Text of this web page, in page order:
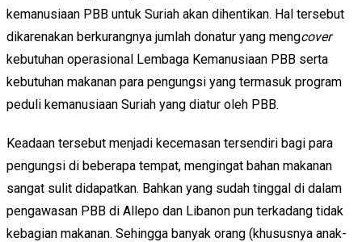
kemanusiaan PBB untuk Suriah akan dihentikan. Hal tersebut
dikarenakan berkurangnya jumlah donatur yang mengcover
kebutuhan operasional Lembaga Kemanusiaan PBB serta
kebutuhan makanan para pengungsi yang termasuk program
peduli kemanusiaan Suriah yang diatur oleh PBB.
Keadaan tersebut menjadi kecemasan tersendiri bagi para
pengungsi di beberapa tempat, mengingat bahan makanan
sangat sulit didapatkan. Bahkan yang sudah tinggal di dalam
pengawasan PBB di Allepo dan Libanon pun terkadang tidak
kebagian makanan. Sehingga banyak orang (khususnya anak-